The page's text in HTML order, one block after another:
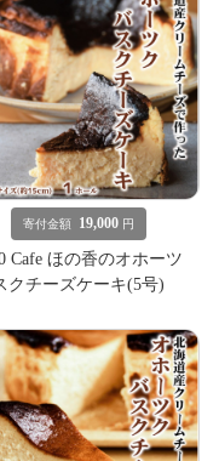
寄付金額 19,000 円
Cafe ほの香のオホーツ
クチーズケーキ(5号)